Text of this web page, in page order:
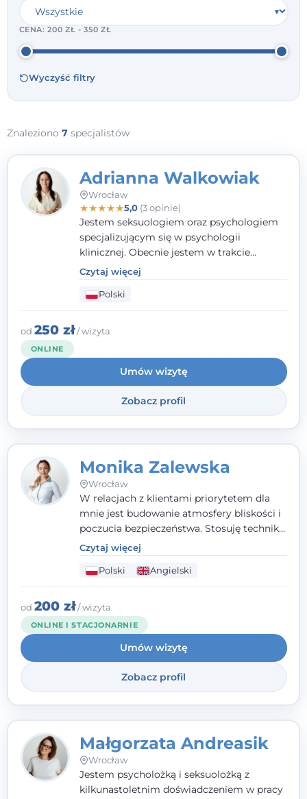
CENA:200 ZŁ - 350 ZŁ
Wyczyść filtry
Znaleziono 7 specjalistów
Adrianna Walkowiak
Wrocław
★★★★★5,0(3 opinie)
Jestem seksuologiem oraz psychologiem
specjalizującym się w psychologii
klinicznej. Obecnie jestem w trakcie
szkolenia na psychoterapeutę
systemowego. Posiadam status członka
nadzwyczajnego Wielkopolskiego
TowarzystwaTerapii Systemowejoraz
należę do Polskiego Towarzystwa
pierwszym miejscu stawiam budowanie
atmosfery bezpieczeństwa i zrozumienia w
relacjach z Klientami. Istotna dla nie jest
również koncentracja na dostępnych
zasobach.
Czytaj więcej
Polski
od 250 zł/ wizyta
ONLINE
Umów wizytę
Zobacz profil
Monika Zalewska
Wrocław
W relacjach z klientami priorytetem dla
mnie jest budowanie atmosfery bliskości i
poczucia bezpieczeństwa. Stosuję techniki
poznawczo-behawioralne oraz metody,
które koncentrują się na rozwiązaniach
(TSR). Te polegają na osiąganiu
zamierzonych celów (doprowadzeniu do
rozwiązania trudnych sytuacji) poprzez
identyfikowanie i wzmacnianie zasobów
oraz mocnych stron klienta. W swojej
pracy korzystam także z metod dialogu
motywacyjnego itreningu uważności.
Czytaj więcej
Polski Angielski
od 200 zł/ wizyta
ONLINE I STACJONARNIE
Umów wizytę
Zobacz profil
Małgorzata Andreasik
Wrocław
Jestem psycholożką i seksuolożką z
kilkunastoletnim doświadczeniem w pracy